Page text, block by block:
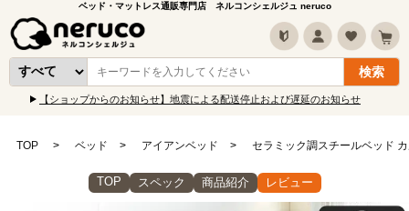
ベッド・マットレス通販専門店 ネルコンシェルジュ neruco
【ショップからのお知らせ】地震による配送停止および遅延のお知らせ
TOP ベッド アイアンベッド セラミック調スチールベッド
TOP スペック 商品紹介 レビュー